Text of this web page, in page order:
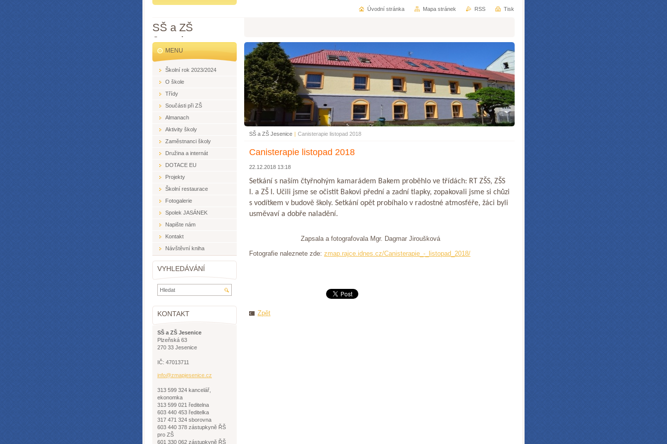
SŠ a ZŠ
Jesenice
SŠ a ZŠ Jesenice | Canisterapie listopad 2018
Canisterapie listopad 2018
22.12.2018 13:18
Setkání s naším čtyřnohým kamarádem Bakem proběhlo ve třídách: RT ZŠS, ZŠS
I. a ZŠ I. Učili jsme se očistit Bakovi přední a zadní tlapky, zopakovali jsme si chůzi
s vodítkem v budově školy. Setkání opět probíhalo v radostné atmosféře, žáci byli
usměvaví a dobře naladění.
Zapsala a fotografovala Mgr. Dagmar Jiroušková
Fotografie naleznete zde: zmap.rajce.idnes.cz/Canisterapie_-_listopad_2018/
Zpět
MENU
Školní rok 2023/2024
O škole
Třídy
Součásti při ZŠ
Almanach
Aktivity školy
Zaměstnanci školy
Družina a internát
DOTACE EU
Projekty
Školní restaurace
Fotogalerie
Spolek JASÁNEK
Napište nám
Kontakt
Návštěvní kniha
VYHLEDÁVÁNÍ
KONTAKT
SŠ a ZŠ Jesenice
Plzeňská 63
270 33 Jesenice
IČ: 47013711
info@zmapjesenice.cz
313 599 324 kancelář,
ekonomka
313 599 021 ředitelna
603 440 453 ředitelka
317 471 324 sborovna
603 440 378 zástupkyně ŘŠ
pro ZŠ
601 330 062 zástupkyně ŘŠ
Úvodní stránka Mapa stránek RSS Tisk